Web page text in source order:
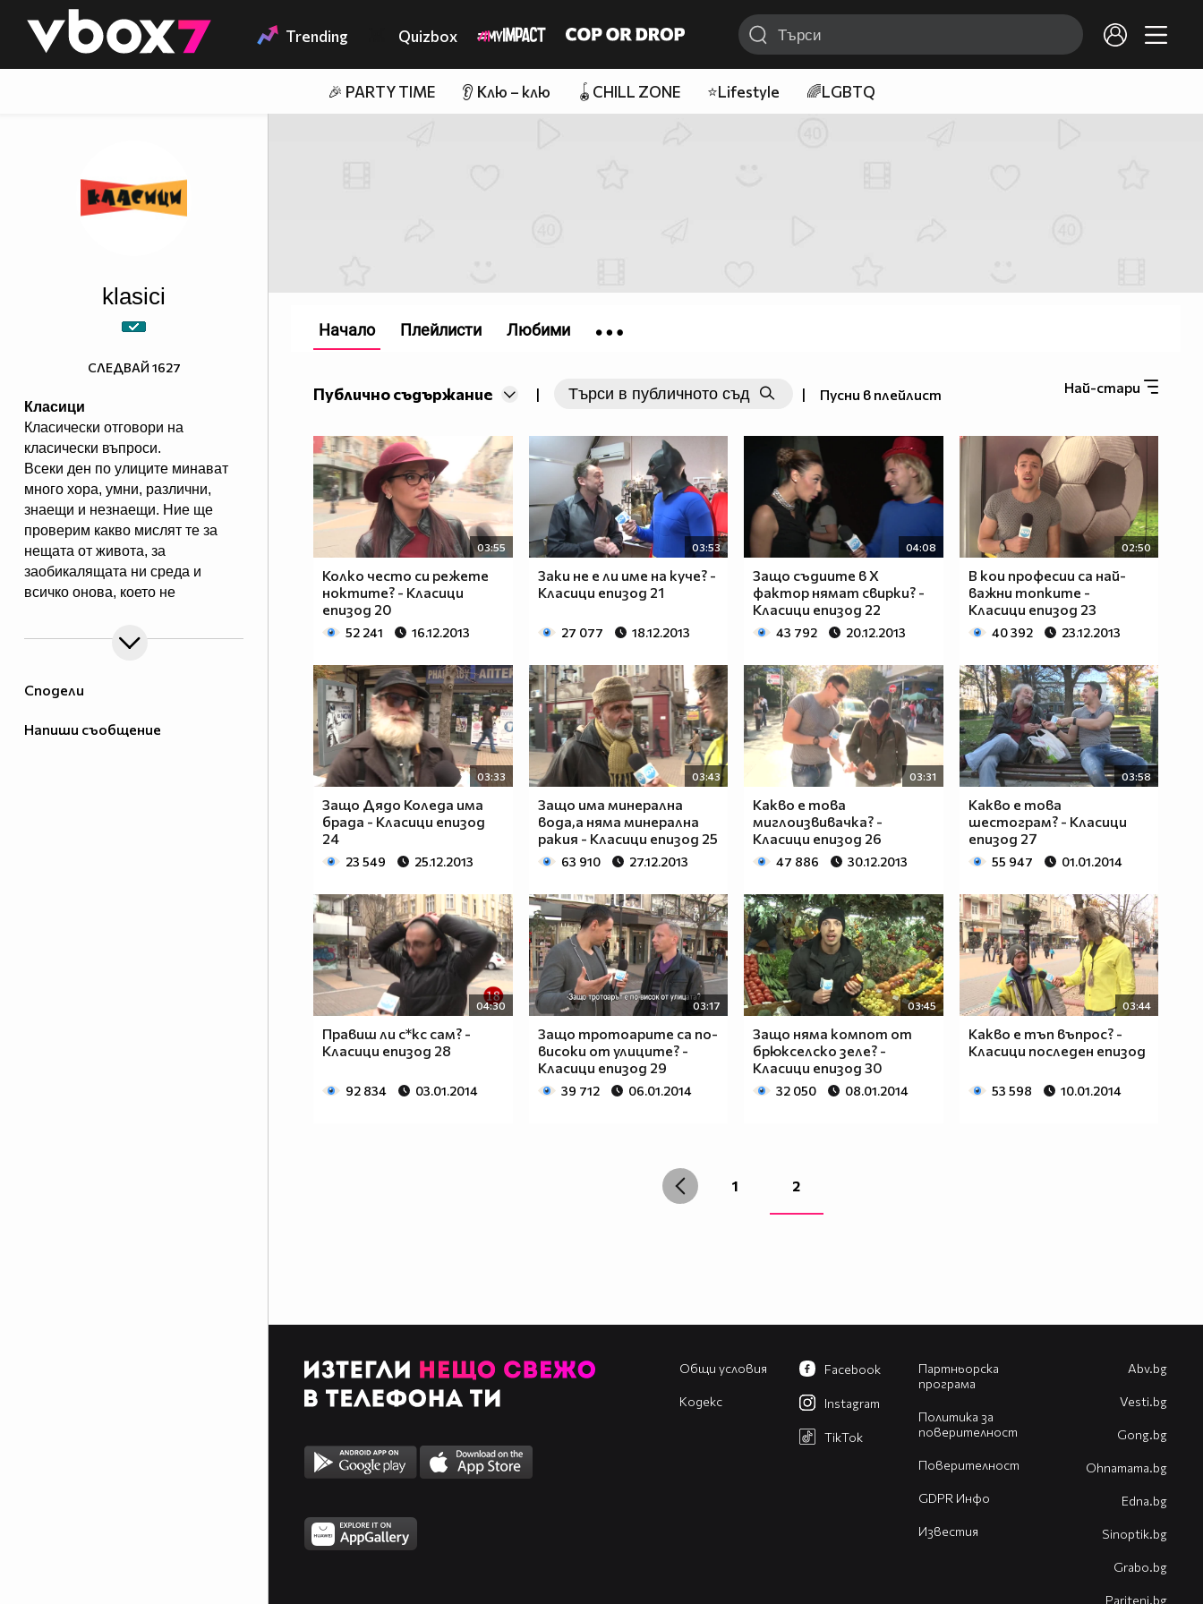
👾 Trending Quizbox
🎉 PARTY TIME 👂 Клю – клю 🪀CHILL ZONE ⭐Lifestyle 🌈LGBTQ
Сподели
Напиши съобщение
klasici
Класици
Класически отговори на
класически въпроси.
Всеки ден по улиците минават
много хора, умни, различни,
знаещи и незнаещи. Ние ще
проверим какво мислят те за
нещата от живота, за
заобикалящата ни среда и
всичко онова, което не
телевизията.В предаването ще
видите Даниел Петканов /Лудия
хората.
гледате и в
СЛЕДВАЙ 1627
Най-стари
Публично съдържание | | Пусни в плейлист
03:55
Колко често си режете
ноктите? - Класици
епизод 20
52 241 16.12.2013
03:53
Заки не е ли име на куче? -
Класици епизод 21
27 077 18.12.2013
04:08
Защо съдиите в Х
фактор нямат свирки? -
Класици епизод 22
43 792 20.12.2013
02:50
В кои професии са най-
важни топките -
Класици епизод 23
40 392 23.12.2013
03:33
Защо Дядо Коледа има
брада - Класици епизод
24
23 549 25.12.2013
03:43
Защо има минерална
вода,а няма минерална
ракия - Класици епизод 25
63 910 27.12.2013
03:31
Какво е това
миглоизвивачка? -
Класици епизод 26
47 886 30.12.2013
03:58
Какво е това
шестограм? - Класици
епизод 27
55 947 01.01.2014
04:30
Правиш ли с*кс сам? -
Класици епизод 28
92 834 03.01.2014
03:17
Защо тротоарите са по-
високи от улиците? -
Класици епизод 29
39 712 06.01.2014
03:45
Защо няма компот от
брюкселско зеле? -
Класици епизод 30
32 050 08.01.2014
03:44
Какво е тъп въпрос? -
Класици последен епизод
53 598 10.01.2014
1 2
Начало Плейлисти Любими
Общи условия
Кодекс
Партньорска
програма
Политика за
поверителност
Поверителност
GDPR Инфо
Известия
Facebook
Instagram
TikTok
Abv.bg
Vesti.bg
Gong.bg
Оhnamama.bg
Edna.bg
Sinoptik.bg
Grabo.bg
Pariteni.bg